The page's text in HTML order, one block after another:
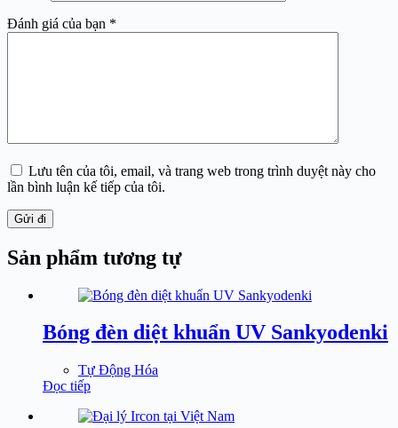
Đánh giá của bạn *
Lưu tên của tôi, email, và trang web trong trình duyệt này cho
lần bình luận kế tiếp của tôi.
Gửi đi
Sản phẩm tương tự
Bóng đèn diệt khuẩn UV Sankyodenki
Tự Động Hóa
Đọc tiếp